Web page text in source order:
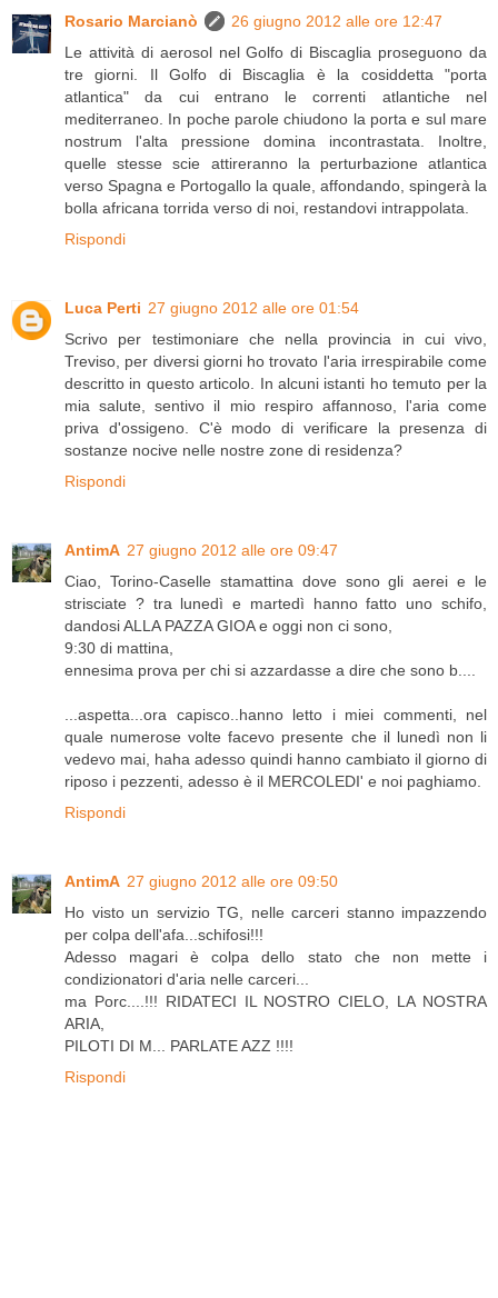
Rosario Marcianò
26 giugno 2012 alle ore 12:47
Le attività di aerosol nel Golfo di Biscaglia proseguono da
tre giorni. Il Golfo di Biscaglia è la cosiddetta "porta
atlantica" da cui entrano le correnti atlantiche nel
mediterraneo. In poche parole chiudono la porta e sul mare
nostrum l'alta pressione domina incontrastata. Inoltre,
quelle stesse scie attireranno la perturbazione atlantica
verso Spagna e Portogallo la quale, affondando, spingerà la
bolla africana torrida verso di noi, restandovi intrappolata.
Rispondi
Luca Perti 27 giugno 2012 alle ore 01:54
Scrivo per testimoniare che nella provincia in cui vivo,
Treviso, per diversi giorni ho trovato l'aria irrespirabile come
descritto in questo articolo. In alcuni istanti ho temuto per la
mia salute, sentivo il mio respiro affannoso, l'aria come
priva d'ossigeno. C'è modo di verificare la presenza di
sostanze nocive nelle nostre zone di residenza?
Rispondi
AntimA 27 giugno 2012 alle ore 09:47
Ciao, Torino-Caselle stamattina dove sono gli aerei e le
strisciate ? tra lunedì e martedì hanno fatto uno schifo,
dandosi ALLA PAZZA GIOA e oggi non ci sono,
9:30 di mattina,
ennesima prova per chi si azzardasse a dire che sono b....
...aspetta...ora capisco..hanno letto i miei commenti, nel
quale numerose volte facevo presente che il lunedì non li
vedevo mai, haha adesso quindi hanno cambiato il giorno di
riposo i pezzenti, adesso è il MERCOLEDI' e noi paghiamo.
Rispondi
AntimA 27 giugno 2012 alle ore 09:50
Ho visto un servizio TG, nelle carceri stanno impazzendo
per colpa dell'afa...schifosi!!!
Adesso magari è colpa dello stato che non mette i
condizionatori d'aria nelle carceri...
ma Porc....!!! RIDATECI IL NOSTRO CIELO, LA NOSTRA
ARIA,
PILOTI DI M... PARLATE AZZ !!!!
Rispondi